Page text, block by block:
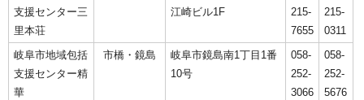
支援センター三
里本荘
江崎ビル1F
215-
7655
215-
0311
岐阜市地域包括
支援センター精
華
市橋・鏡島
岐阜市鏡島南1丁目1番
10号
058-
252-
3066
058-
252-
5676